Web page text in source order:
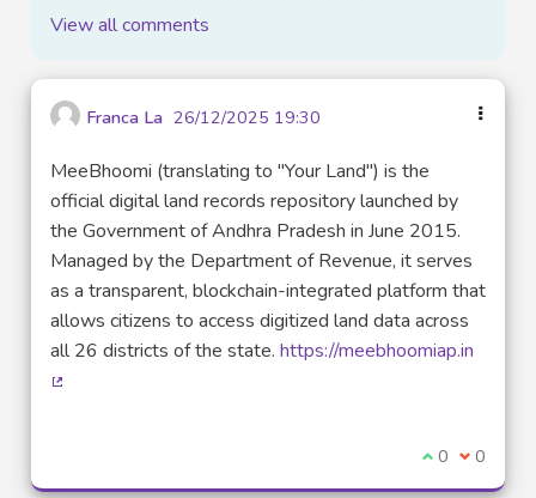
View all comments
Franca La 26/12/2025 19:30
MeeBhoomi (translating to "Your Land") is the
official digital land records repository launched by
the Government of Andhra Pradesh in June 2015.
Managed by the Department of Revenue, it serves
as a transparent, blockchain-integrated platform that
allows citizens to access digitized land data across
all 26 districts of the state. https://meebhoomiap.in
I agree with
0 I 0